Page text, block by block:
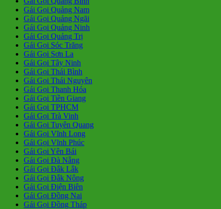
Gái Gọi Quảng Nam
Gái Gọi Quảng Ngãi
Gái Gọi Quảng Ninh
Gái Gọi Quảng Trị
Gái Gọi Sóc Trăng
Gái Gọi Sơn La
Gái Gọi Tây Ninh
Gái Gọi Thái Bình
Gái Gọi Thái Nguyên
Gái Gọi Thanh Hóa
Gái Gọi Tiền Giang
Gái Gọi TPHCM
Gái Gọi Trà Vinh
Gái Gọi Tuyên Quang
Gái Gọi Vĩnh Long
Gái Gọi Vĩnh Phúc
Gái Gọi Yên Bái
Gái Gọi Đà Nẵng
Gái Gọi Đắk Lắk
Gái Gọi Đắk Nông
Gái Gọi Điện Biên
Gái Gọi Đồng Nai
Gái Gọi Đồng Tháp